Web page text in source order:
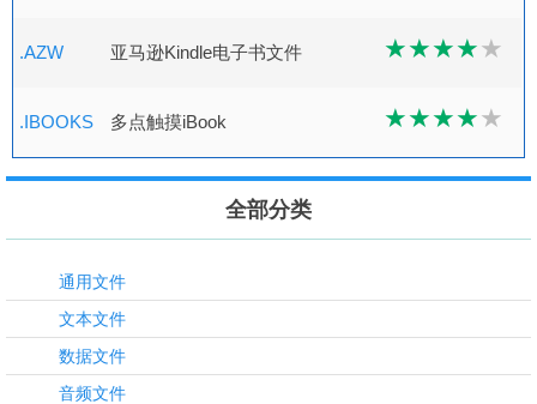
.AZW 亚马逊Kindle电子书文件
.IBOOKS 多点触摸iBook
全部分类
通用文件
文本文件
数据文件
音频文件